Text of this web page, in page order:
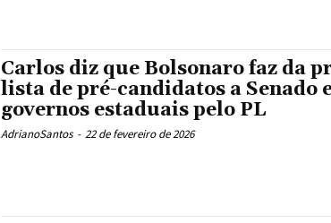
Carlos diz que Bolsonaro faz da
lista de pré-candidatos a Senado
governos estaduais pelo PL
AdrianoSantos - 22 de fevereiro de 2026